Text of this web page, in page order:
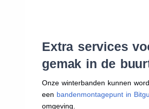
Extra services
gemak in de
Onze winterbanden kunnen
een bandenmontagepunt in
omgeving.